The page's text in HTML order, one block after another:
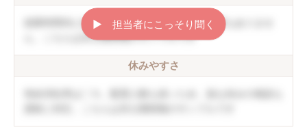
就業時間内に終わることができ、持ち帰り仕事もありませ
ん。こちらは非公開情報のサンプルです
休みやすさ
▶︎ 担当者にこっそり聞く